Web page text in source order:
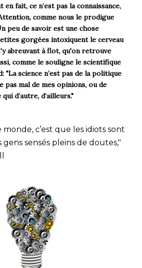
en fait, ce n’est pas la connaissance,
comme nous le prodigue
peu de savoir est une chose
gorgées intoxiquent le cerveau
abreuvant à flot, qu'on retrouve
comme le souligne le scientifique
"La science n’est pas de la politique
pas mal de mes opinions, ou de
d’autre, d’ailleurs."
monde, c’est que les idiots sont
gens sensés pleins de doutes,"